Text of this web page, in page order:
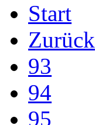
Start
Zurück
93
94
95